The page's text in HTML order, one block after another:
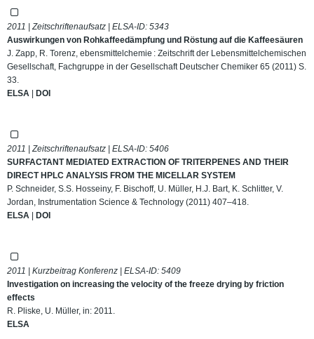
2011 | Zeitschriftenaufsatz | ELSA-ID: 5343
Auswirkungen von Rohkaffeedämpfung und Röstung auf die Kaffeesäuren
J. Zapp, R. Torenz, ebensmittelchemie : Zeitschrift der Lebensmittelchemischen
Gesellschaft, Fachgruppe in der Gesellschaft Deutscher Chemiker 65 (2011) S.
33.
ELSA | DOI
2011 | Zeitschriftenaufsatz | ELSA-ID: 5406
SURFACTANT MEDIATED EXTRACTION OF TRITERPENES AND THEIR
DIRECT HPLC ANALYSIS FROM THE MICELLAR SYSTEM
P. Schneider, S.S. Hosseiny, F. Bischoff, U. Müller, H.J. Bart, K. Schlitter, V.
Jordan, Instrumentation Science & Technology (2011) 407–418.
ELSA | DOI
2011 | Kurzbeitrag Konferenz | ELSA-ID: 5409
Investigation on increasing the velocity of the freeze drying by friction
effects
R. Pliske, U. Müller, in: 2011.
ELSA